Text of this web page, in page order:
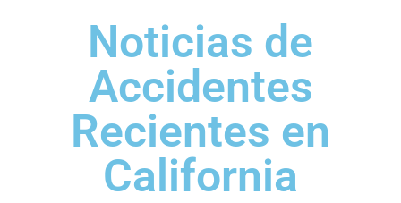
Noticias de
Accidentes
Recientes en
California